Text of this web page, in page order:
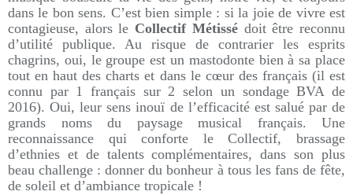
dans le bon sens. C’est bien simple : si la joie de vivre est
contagieuse, alors le Collectif Métissédoit être reconnu
d’utilité publique. Au risque de contrarier les esprits
chagrins, oui, le groupe est un mastodonte bien à sa place
tout en haut des charts et dans le cœur des français (il est
connu par 1 français sur 2 selon un sondage BVA de
2016). Oui, leur sens inouï de l’efficacité est salué par de
grands noms du paysage musical français. Une
reconnaissance qui conforte le Collectif, brassage
d’ethnies et de talents complémentaires, dans son plus
beau challenge : donner du bonheur à tous les fans de fête,
de soleil et d’ambiance tropicale !